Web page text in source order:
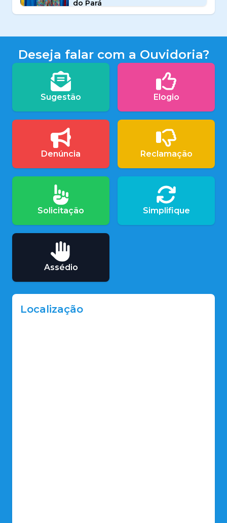
do Pará
Deseja falar com a Ouvidoria?
Sugestão Elogio
Denúncia Reclamação
Solicitação Simplifique
Assédio
Localização